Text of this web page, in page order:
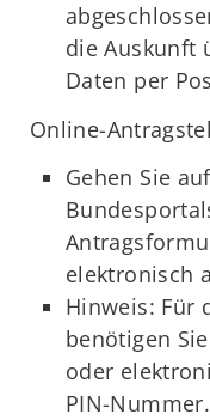
die Auskunft
Daten per
Online-
Gehen Sie
elektronisch
Hinweis: Für
benötigen
oder
PIN-Nummer.